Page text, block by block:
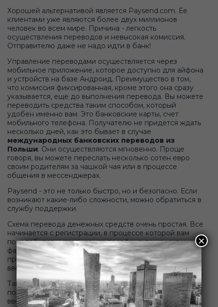
Хорошей альтернативой является Paysend.com. Ее
клиентами уже являются более двух миллионов
человек во всем мире. Причина - легкость
осуществления переводов и невысокая комиссия.
Отправителю даже не надо идти в банк!
Управление переводами осуществляется через
мобильное приложение, которое доступно для айфона
и устройств на базе Андроид. Преимущество в том,
что комиссия фиксированная, кроме этого она сразу
указывается, еще до выполнения перевода. Вы можете
переводить средства таким способом, который
удобен именно вам. Это банковские карты, счет
мобильного телефона. Получателю не придется ждать
несколько дней, как это бывает в случае
международных банковских переводов из
Польши. Они осуществляются мгновенно. Проще
говоря, вы можете переслать несколько сотен евро
своим родителям за чашкой чая или в процессе
общения в мессенджерах.
Paysend - это не только быстро, но и безопасно. Если
возникают какие-либо сложности, можно обратиться в
службу поддержки.
Схема перевода денежных средств очень простая. Все
начинается с регистрации, в процессе которой вам
понадобится указать номер телефона, ваше имя и
фамилию. Совершение первого перевода очень
простое. Вам понадобится указать сумму, реквизиты и
ввести данные карты.
Таким образом можно пользоваться этим сервисом
постоянно, но это неудобно. Зачем каждый раз
вводить реквизиты - свои и получателя, если перевод
×